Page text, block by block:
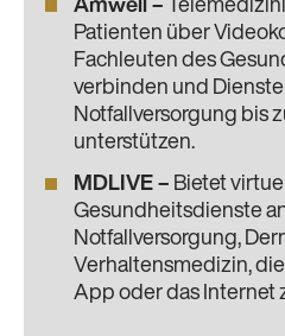
Amwell –
Patienten über
Fachleuten des
verbinden und
Notfallversorgung bis
unterstützen.
MDLIVE – Bietet
Gesundheitsdienste
Notfallversorgung,
Verhaltensmedizin,
App oder das Internet